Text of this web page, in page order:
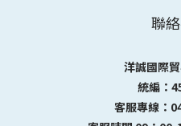
聯
洋誠國際
統編：
客服專線：